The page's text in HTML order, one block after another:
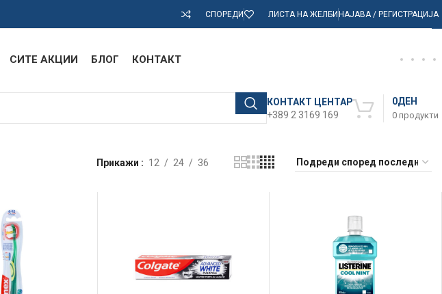
СПОРЕДИ ЛИСТА НА ЖЕЛБИНАЈАВА / РЕГИСТРАЦИЈА
СИТЕ АКЦИИ БЛОГ КОНТАКТ
КОНТАКТ ЦЕНТАР
+389 2 3169 169
0 продукти
0ДЕН
Прикажи 12 24 36